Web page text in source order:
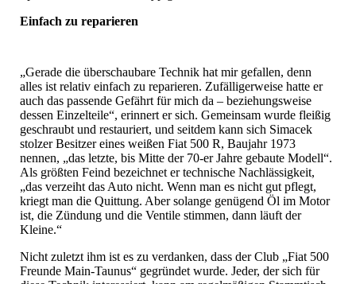
Einfach zu reparieren
„Gerade die überschaubare Technik hat mir gefallen, denn
alles ist relativ einfach zu reparieren. Zufälligerweise hatte er
auch das passende Gefährt für mich da – beziehungsweise
dessen Einzelteile“, erinnert er sich. Gemeinsam wurde fleißig
geschraubt und restauriert, und seitdem kann sich Simacek
stolzer Besitzer eines weißen Fiat 500 R, Baujahr 1973
nennen, „das letzte, bis Mitte der 70-er Jahre gebaute Modell“.
Als größten Feind bezeichnet er technische Nachlässigkeit,
„das verzeiht das Auto nicht. Wenn man es nicht gut pflegt,
kriegt man die Quittung. Aber solange genügend Öl im Motor
ist, die Zündung und die Ventile stimmen, dann läuft der
Kleine.“
Nicht zuletzt ihm ist es zu verdanken, dass der Club „Fiat 500
Freunde Main-Taunus“ gegründet wurde. Jeder, der sich für